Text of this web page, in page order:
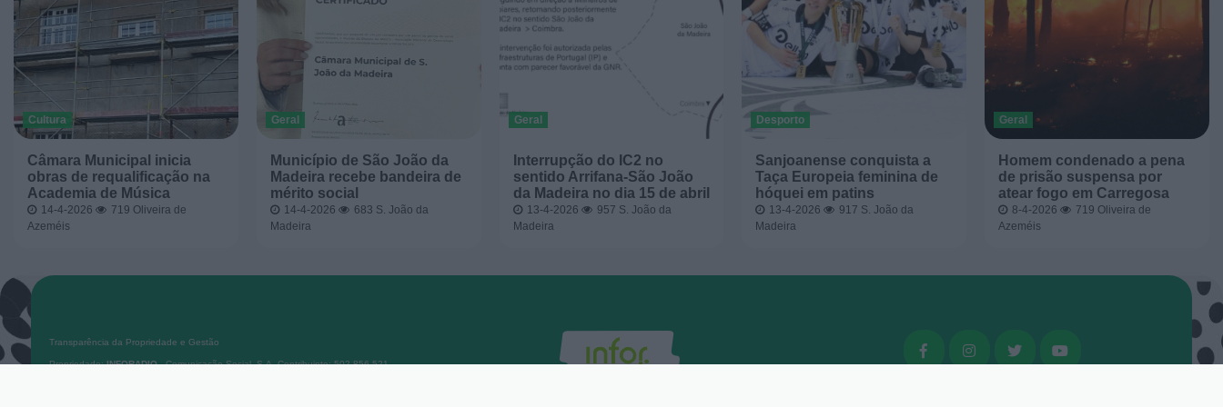
Cultura
Câmara Municipal inicia
obras de requalificação na
Academia de Música
14-4-2026 719 Oliveira de
Azeméis
Geral
Município de São João da
Madeira recebe bandeira de
mérito social
14-4-2026 683 S. João da
Madeira
Geral
Interrupção do IC2 no
sentido Arrifana-São João
da Madeira no dia 15 de abril
13-4-2026 957 S. João da
Madeira
Desporto
Sanjoanense conquista a
Taça Europeia feminina de
hóquei em patins
13-4-2026 917 S. João da
Madeira
Geral
Homem condenado a pena
de prisão suspensa por
atear fogo em Carregosa
8-4-2026 719 Oliveira de
Azeméis
Transparência da Propriedade e Gestão
Propriedade:INFORADIO- Comunicação Social, S.A. Contribuinte: 502 856 521